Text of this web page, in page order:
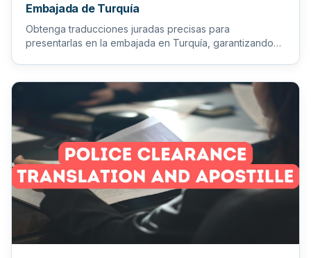
Embajada de Turquía
Obtenga traducciones juradas precisas para
presentarlas en la embajada en Turquía, garantizando